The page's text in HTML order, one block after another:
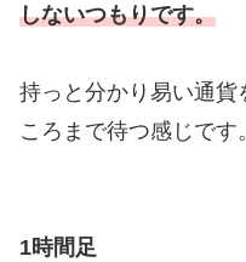
しないつもりです。
持っと分かり易い通貨
ころまで待つ感じです。
1時間足